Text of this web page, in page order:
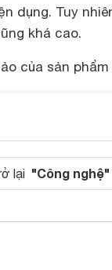
dụng. Tuy
khá cao.
của sản phẩm
lại "Công nghệ"